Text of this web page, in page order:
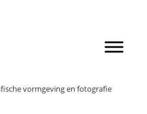
vormgeving en fotografie